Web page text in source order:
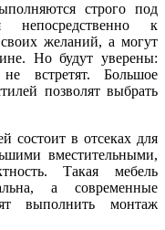
строго под
непосредственно к
желаний, а могут
Но будут уверены:
встретят. Большое
позволят выбрать
состоит в отсеках для
вместительными,
Такая мебель
а современные
выполнить монтаж